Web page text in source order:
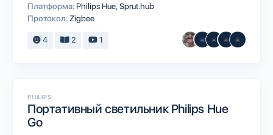
Платформа: Philips HueSprut.hub
Протокол: Zigbee
4 2 1
PHILIPS
Портативный светильник Philips Hue
Go